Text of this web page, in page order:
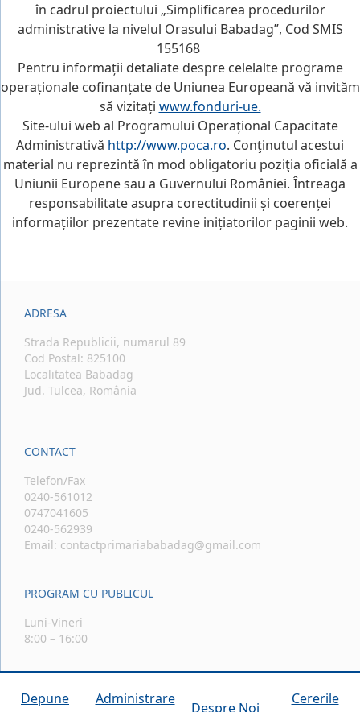
în cadrul proiectului „Simplificarea procedurilor
administrative la nivelul Orasului Babadag”, Cod SMIS
155168
Pentru informații detaliate despre celelalte programe
operaționale cofinanțate de Uniunea Europeană vă invităm
să vizitați www.fonduri-ue.
Site-ului web al Programului Operațional Capacitate
Administrativă http://www.poca.ro. Conţinutul acestui
material nu reprezintă în mod obligatoriu poziţia oficială a
Uniunii Europene sau a Guvernului României. Întreaga
responsabilitate asupra corectitudinii și coerenței
informațiilor prezentate revine inițiatorilor paginii web.
ADRESA
Strada Republicii, numarul 89
Cod Postal: 825100
Localitatea Babadag
Jud. Tulcea, România
CONTACT
Telefon/Fax
0240-561012
0747041605
0240-562939
Email: contactprimariababadag@gmail.com
PROGRAM CU PUBLICUL
Luni-Vineri
8:00 – 16:00
Depune
Administrare
Despre Noi
Cererile